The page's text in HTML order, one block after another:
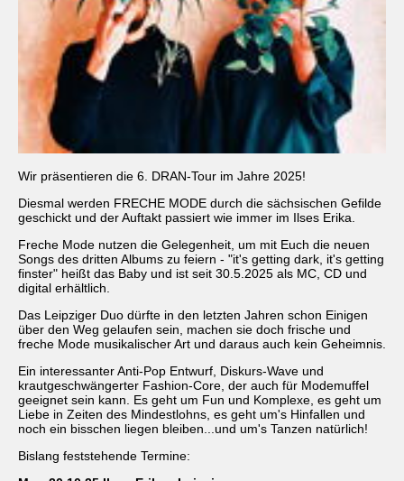
Wir präsentieren die 6. DRAN-Tour im Jahre 2025!
Diesmal werden FRECHE MODE durch die sächsischen Gefilde
geschickt und der Auftakt passiert wie immer im Ilses Erika.
Freche Mode nutzen die Gelegenheit, um mit Euch die neuen
Songs des dritten Albums zu feiern - "it's getting dark, it's getting
finster" heißt das Baby und ist seit 30.5.2025 als MC, CD und
digital erhältlich.
Das Leipziger Duo dürfte in den letzten Jahren schon Einigen
über den Weg gelaufen sein, machen sie doch frische und
freche Mode musikalischer Art und daraus auch kein Geheimnis.
Ein interessanter Anti-Pop Entwurf, Diskurs-Wave und
krautgeschwängerter Fashion-Core, der auch für Modemuffel
geeignet sein kann. Es geht um Fun und Komplexe, es geht um
Liebe in Zeiten des Mindestlohns, es geht um's Hinfallen und
noch ein bisschen liegen bleiben...und um's Tanzen natürlich!
Bislang feststehende Termine: